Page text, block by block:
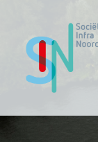
inhoud